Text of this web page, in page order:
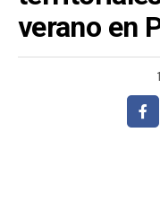
verano en